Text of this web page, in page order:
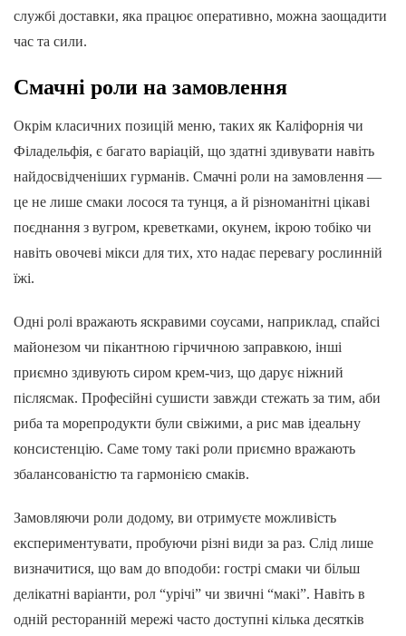
службі доставки, яка працює оперативно, можна заощадити
час та сили.
Смачні роли на замовлення
Окрім класичних позицій меню, таких як Каліфорнія чи
Філадельфія, є багато варіацій, що здатні здивувати навіть
найдосвідченіших гурманів. Смачні роли на замовлення —
це не лише смаки лосося та тунця, а й різноманітні цікаві
поєднання з вугром, креветками, окунем, ікрою тобіко чи
навіть овочеві мікси для тих, хто надає перевагу рослинній
їжі.
Одні ролі вражають яскравими соусами, наприклад, спайсі
майонезом чи пікантною гірчичною заправкою, інші
приємно здивують сиром крем-чиз, що дарує ніжний
післясмак. Професійні сушисти завжди стежать за тим, аби
риба та морепродукти були свіжими, а рис мав ідеальну
консистенцію. Саме тому такі роли приємно вражають
збалансованістю та гармонією смаків.
Замовляючи роли додому, ви отримуєте можливість
експериментувати, пробуючи різні види за раз. Слід лише
визначитися, що вам до вподоби: гострі смаки чи більш
делікатні варіанти, рол “урічі” чи звичні “макі”. Навіть в
одній ресторанній мережі часто доступні кілька десятків